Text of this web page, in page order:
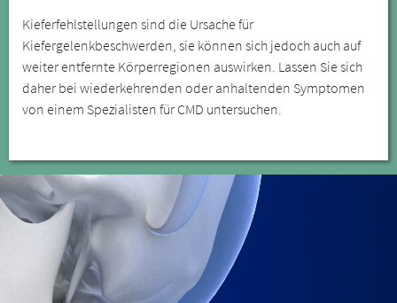
Kieferfehlstellungen sind die Ursache für
Kiefergelenkbeschwerden, sie können sich jedoch auch auf
weiter entfernte Körperregionen auswirken. Lassen Sie sich
daher bei wiederkehrenden oder anhaltenden Symptomen
von einem Spezialisten für CMD untersuchen.